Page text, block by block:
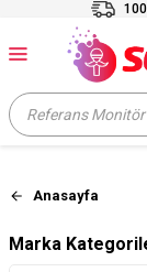
Anasayfa
Marka